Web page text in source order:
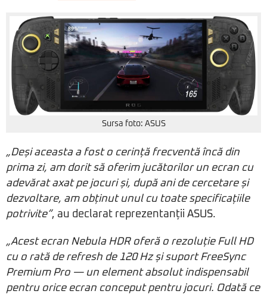
Sursa foto: ASUS
„Deși aceasta a fost o cerință frecventă încă din
prima zi, am dorit să oferim jucătorilor un ecran cu
adevărat axat pe jocuri și, după ani de cercetare și
dezvoltare, am obținut unul cu toate specificațiile
potrivite”, au declarat reprezentanții ASUS.
„Acest ecran Nebula HDR oferă o rezoluție Full HD
cu o rată de refresh de 120 Hz și suport FreeSync
Premium Pro — un element absolut indispensabil
pentru orice ecran conceput pentru jocuri. Odată ce